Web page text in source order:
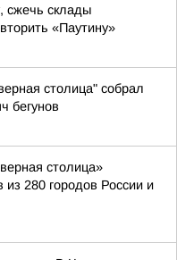
сжечь склады
«Паутину»
столица" собрал
бегунов
столица»
из 280 городов России и